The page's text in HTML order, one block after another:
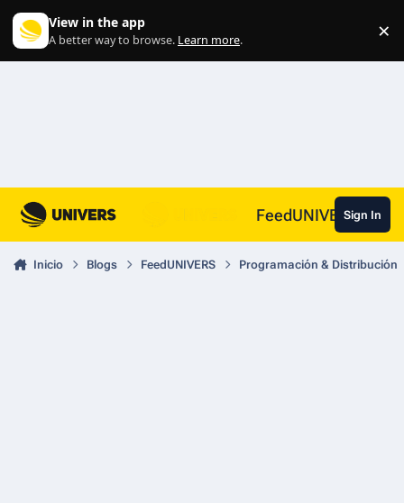
View in the app
A better way to browse. Learn more. ×
FeedUNIVERSSign In
Inicio Blogs FeedUNIVERS Programación & Distribución